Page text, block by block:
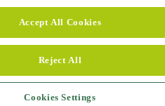
diabetescare.nl
Accept All Cookies
Reject All
Cookies Settings